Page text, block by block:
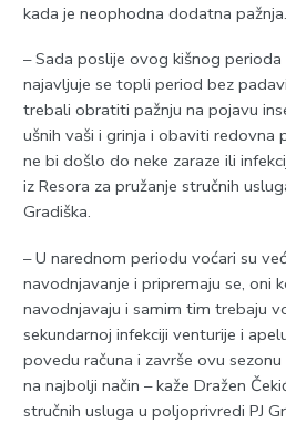
kada je neophodna dodatna pažnja.
– Sada poslije ovog kišnog
najavljuje se topli period bez
trebali obratiti pažnju na pojavu
ušnih vaši i grinja i obaviti redovna
ne bi došlo do neke zaraze ili
iz Resora za pružanje stručnih
Gradiška.
– U narednom periodu voćari su
navodnjavanje i pripremaju se, oni
navodnjavaju i samim tim trebaju
sekundarnoj infekciji venturije i
povedu računa i završe ovu
na najbolji način – kaže Dražen
stručnih usluga u poljoprivredi PЈ